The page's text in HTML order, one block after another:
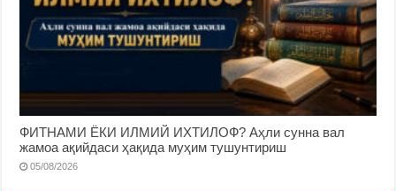
ФИТНАМИ ЁКИ ИЛМИЙ ИХТИЛОФ? Аҳли сунна вал
жамоа ақийдаси ҳақида муҳим тушунтириш
05/08/2026